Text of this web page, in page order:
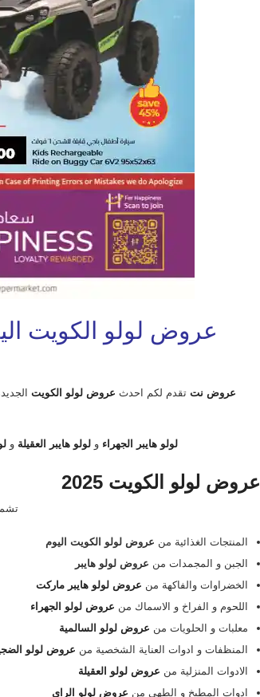
عروض لولو الكويت اليوم 1 اكتوبر حتى 7 اكتوبر 2025 مهرجان
عروض نت تقدم لكم احدث عروض لولو الكويت
لولو هايبر الجهراء و لولو هايبر العقيلة و
عروض لولو الكويت 2025
المنتجات الغذائية من عروض لولو الكويت اليوم
الجبن و المجمدات من عروض لولو هايبر
الخضراوات والفاكهة من عروض لولو هايبر ماركت
اللحوم و الفراخ و الاسماك من عروض لولو الجهراء
معلبات و الحلويات من عروض لولو السالمية
المنظفات و ادوات العناية الشخصية من عروض لولو
الادوات المنزلية من عروض لولو العقيلة
ادوات المطبخ و الطهى من عروض لولو الراى